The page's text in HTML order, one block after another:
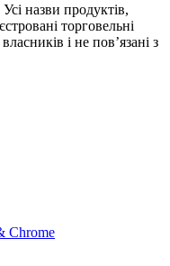
назви продуктів,
торговельні
і не пов’язані з
Chrome